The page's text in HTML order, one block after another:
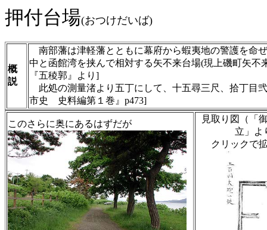
押付台場(おつけだいば)
概
説
南部藩は津軽藩とともに幕府から蝦夷地の警護を命
中と函館湾を挟んで相対する矢不来台場(現上磯町矢
『五稜郭』より]
此処の測量渚より五丁にして、十五尋三尺、拾丁目
市史 史料編第１巻』p473]
このさらに奥にあるはずだが
見取り図（「
立」よ
クリックで